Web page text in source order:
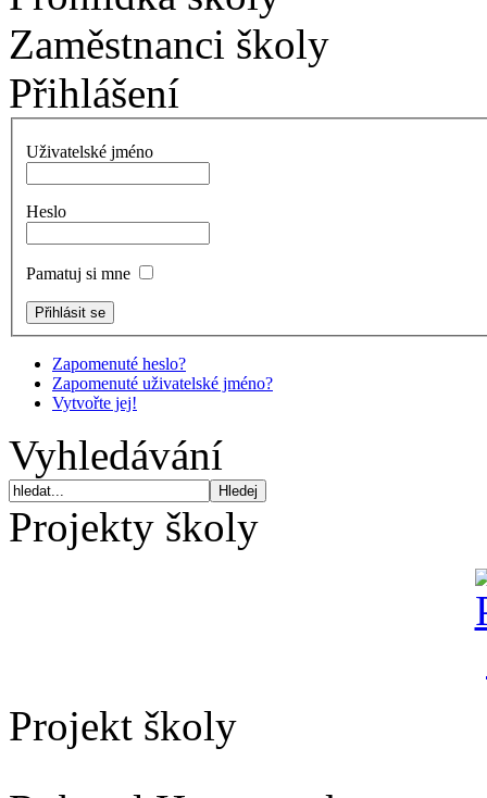
Zaměstnanci školy
Přihlášení
Uživatelské jméno
Heslo
Pamatuj si mne
Zapomenuté heslo?
Zapomenuté uživatelské jméno?
Vytvořte jej!
Vyhledávání
Projekty školy
Projekt školy